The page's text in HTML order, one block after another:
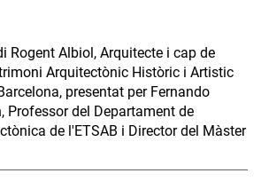
Rogent Albiol, Arquitecte i cap de
Arquitectònic Històric i Artistic
presentat per Fernando
Professor del Departament de
de l'ETSAB i Director del Màster